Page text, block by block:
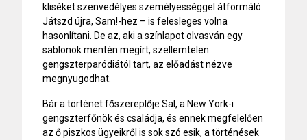
kliséket szenvedélyes személyességgel átformáló
Játszd újra, Sam!-hez – is felesleges volna
hasonlítani. De az, aki a színlapot olvasván egy
sablonok mentén megírt, szellemtelen
gengszterparódiától tart, az előadást nézve
megnyugodhat.
Bár a történet főszereplője Sal, a New York-i
gengszterfőnök és családja, és ennek megfelelően
az ő piszkos ügyeikről is sok szó esik, a történések